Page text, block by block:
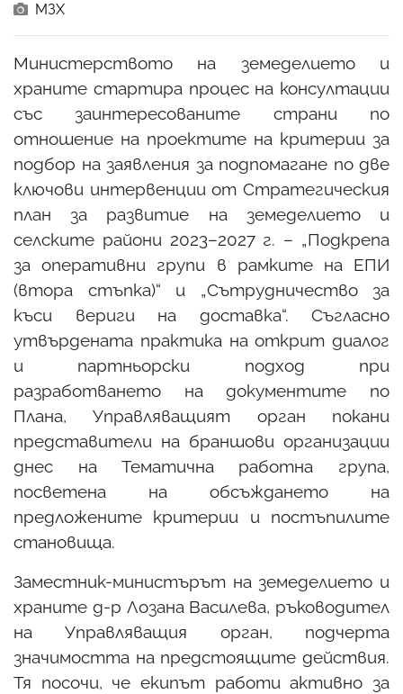
МЗХ
Министерството на земеделието и
храните стартира процес на консултации
със заинтересованите страни по
отношение на проектите на критерии за
подбор на заявления за подпомагане по две
ключови интервенции от Стратегическия
план за развитие на земеделието и
селските райони 2023–2027 г. – „Подкрепа
за оперативни групи в рамките на ЕПИ
(втора стъпка)“ и „Сътрудничество за
къси вериги на доставка“. Съгласно
утвърдената практика на открит диалог
и партньорски подход при
разработването на документите по
Плана, Управляващият орган покани
представители на браншови организации
днес на Тематична работна група,
посветена на обсъждането на
предложените критерии и постъпилите
становища.
Заместник-министърът на земеделието и
храните д-р Лозана Василева, ръководител
на Управляващия орган, подчерта
значимостта на предстоящите действия.
Тя посочи, че екипът работи активно за